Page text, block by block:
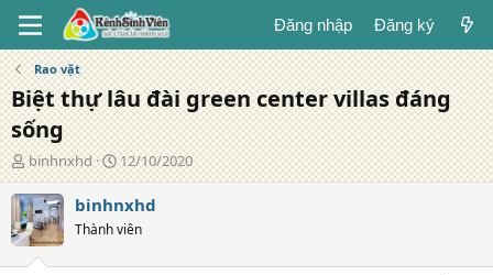
Đăng nhập Đăng ký
Rao vặt
Biệt thự lâu đài green center villas đáng
sống
T
á
c
g
i
ả
binhnxhd
N
g
à
y
đ
12/10/2020
binhnxhd
Thành viên